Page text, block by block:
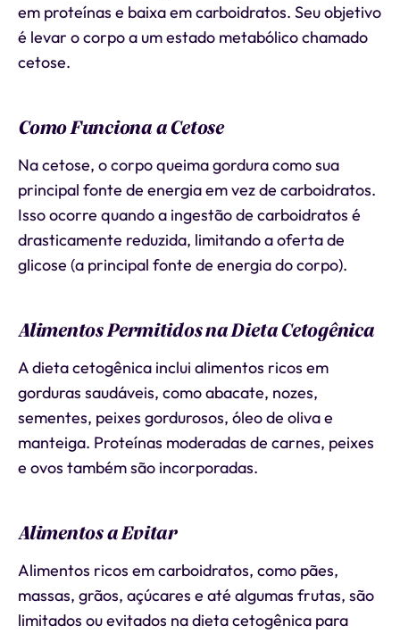
em proteínas e baixa em carboidratos. Seu objetivo
é levar o corpo a um estado metabólico chamado
cetose.
Como Funciona a Cetose
Na cetose, o corpo queima gordura como sua
principal fonte de energia em vez de carboidratos.
Isso ocorre quando a ingestão de carboidratos é
drasticamente reduzida, limitando a oferta de
glicose (a principal fonte de energia do corpo).
Alimentos Permitidos na Dieta Cetogênica
A dieta cetogênica inclui alimentos ricos em
gorduras saudáveis, como abacate, nozes,
sementes, peixes gordurosos, óleo de oliva e
manteiga. Proteínas moderadas de carnes, peixes
e ovos também são incorporadas.
Alimentos a Evitar
Alimentos ricos em carboidratos, como pães,
massas, grãos, açúcares e até algumas frutas, são
limitados ou evitados na dieta cetogênica para